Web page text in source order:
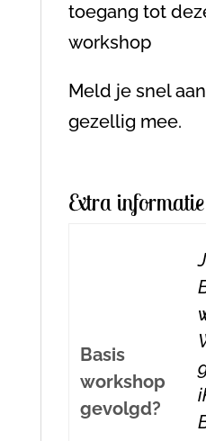
toegang tot
workshop
Meld je snel
gezellig mee.
Extra informatie
Basis
workshop
gevolgd?